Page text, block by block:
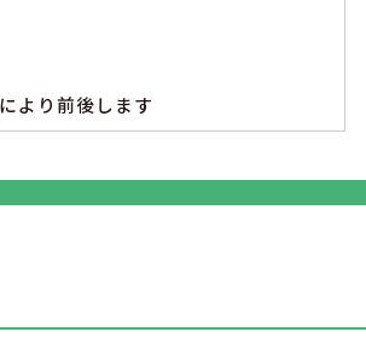
より前後します